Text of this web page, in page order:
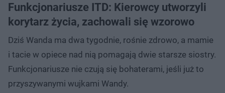
Funkcjonariusze ITD: Kierowcy utworzyli
korytarz życia, zachowali się wzorowo
Dziś Wanda ma dwa tygodnie, rośnie zdrowo, a mamie
i tacie w opiece nad nią pomagają dwie starsze siostry.
Funkcjonariusze nie czują się bohaterami, jeśli już to
przyszywanymi wujkami Wandy.